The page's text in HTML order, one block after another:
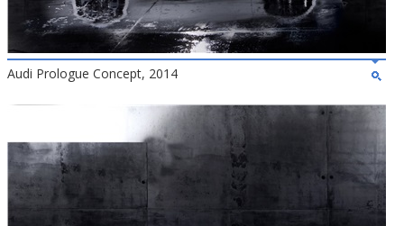
Audi Prologue Concept, 2014